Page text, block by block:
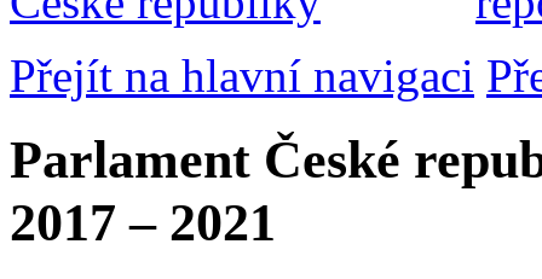
Přejít na hlavní navigaci
Parlament České
2017 – 2021